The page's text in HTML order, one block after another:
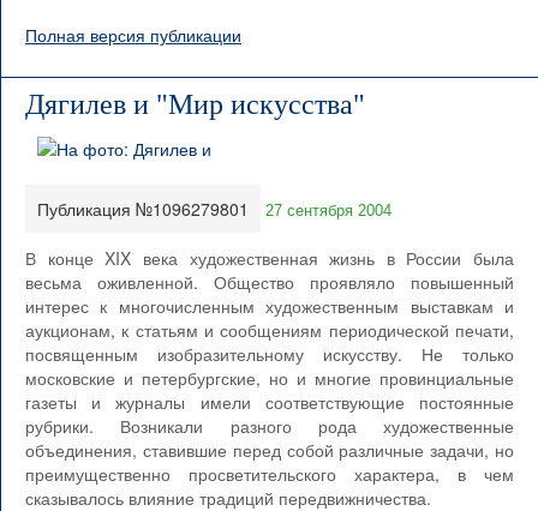
Полная версия публикации
Дягилев и "Мир искусства"
Публикация №1096279801 27 сентября 2004
В конце XIX века художественная жизнь в России была
весьма оживленной. Общество проявляло повышенный
интерес к многочисленным художественным выставкам и
аукционам, к статьям и сообщениям периодической печати,
посвященным изобразительному искусству. Не только
московские и петербургские, но и многие провинциальные
газеты и журналы имели соответствующие постоянные
рубрики. Возникали разного рода художественные
объединения, ставившие перед собой различные задачи, но
преимущественно просветительского характера, в чем
сказывалось влияние традиций передвижничества.